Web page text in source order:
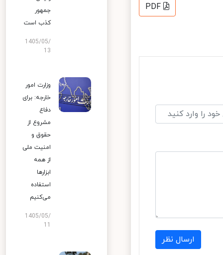
PDF
ارسال نظر
جمهور
کذب است
1405/05/
13
وزارت امور
خارجه: برای
دفاع
مشروع از
حقوق و
امنیت ملی
از همه
ابزارها
استفاده
می‌کنیم
1405/05/